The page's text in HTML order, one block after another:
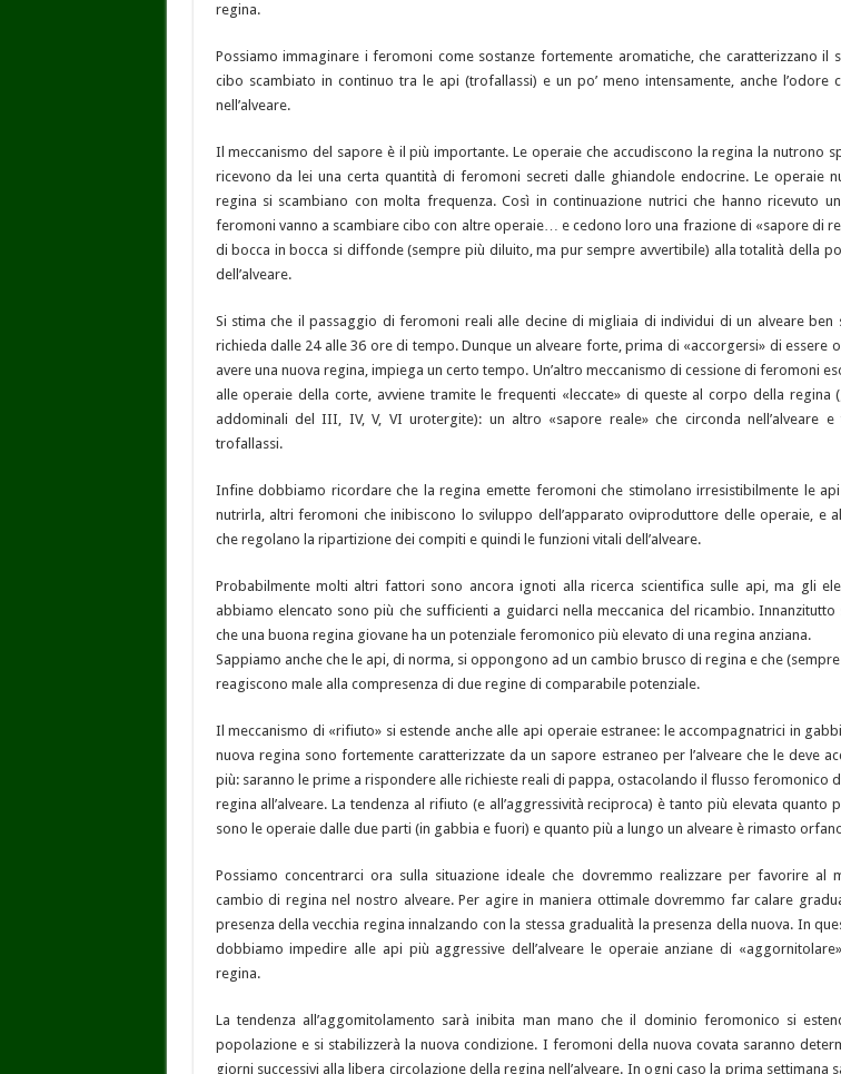
regina.
Possiamo immaginare i feromoni come sostanze fortemente aromatiche, che caratterizzano il
cibo scambiato in continuo tra le api (trofallassi) e un po’ meno intensamente, anche l’odore
nell’alveare.
Il meccanismo del sapore è il più importante. Le operaie che accudiscono la regina la nutrono
ricevono da lei una certa quantità di feromoni secreti dalle ghiandole endocrine. Le operaie
regina si scambiano con molta frequenza. Così in continuazione nutrici che hanno ricevuto
feromoni vanno a scambiare cibo con altre operaie… e cedono loro una frazione di «sapore di
di bocca in bocca si diffonde (sempre più diluito, ma pur sempre avvertibile) alla totalità della
dell’alveare.
Si stima che il passaggio di feromoni reali alle decine di migliaia di individui di un alveare ben
richieda dalle 24 alle 36 ore di tempo. Dunque un alveare forte, prima di «accorgersi» di essere
avere una nuova regina, impiega un certo tempo. Un’altro meccanismo di cessione di feromoni
alle operaie della corte, avviene tramite le frequenti «leccate» di queste al corpo della regina
addominali del III, IV, V, VI urotergite): un altro «sapore reale» che circonda nell’alveare e
trofallassi.
Infine dobbiamo ricordare che la regina emette feromoni che stimolano irresistibilmente le
nutrirla, altri feromoni che inibiscono lo sviluppo dell’apparato oviproduttore delle operaie, e
che regolano la ripartizione dei compiti e quindi le funzioni vitali dell’alveare.
Probabilmente molti altri fattori sono ancora ignoti alla ricerca scientifica sulle api, ma gli
abbiamo elencato sono più che sufficienti a guidarci nella meccanica del ricambio. Innanzitutto
che una buona regina giovane ha un potenziale feromonico più elevato di una regina anziana.
Sappiamo anche che le api, di norma, si oppongono ad un cambio brusco di regina e che
reagiscono male alla compresenza di due regine di comparabile potenziale.
Il meccanismo di «rifiuto» si estende anche alle api operaie estranee: le accompagnatrici in
nuova regina sono fortemente caratterizzate da un sapore estraneo per l’alveare che le deve
più: saranno le prime a rispondere alle richieste reali di pappa, ostacolando il flusso feromonico
regina all’alveare. La tendenza al rifiuto (e all’aggressività reciproca) è tanto più elevata quanto
sono le operaie dalle due parti (in gabbia e fuori) e quanto più a lungo un alveare è rimasto
Possiamo concentrarci ora sulla situazione ideale che dovremmo realizzare per favorire al
cambio di regina nel nostro alveare. Per agire in maniera ottimale dovremmo far calare
presenza della vecchia regina innalzando con la stessa gradualità la presenza della nuova. In
dobbiamo impedire alle api più aggressive dell’alveare le operaie anziane di
regina.
La tendenza all’aggomitolamento sarà inibita man mano che il dominio feromonico si
popolazione e si stabilizzerà la nuova condizione. I feromoni della nuova covata saranno
giorni successivi alla libera circolazione della regina nell’alveare. In ogni caso la prima settimana